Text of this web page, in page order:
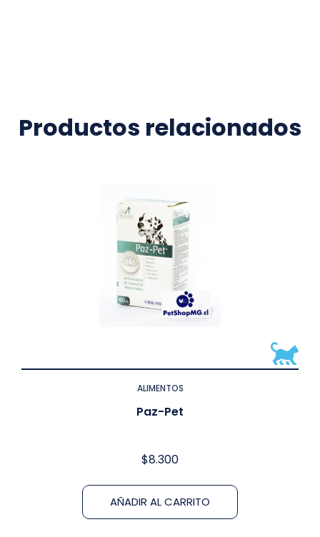
Productos relacionados
ALIMENTOS
Paz-Pet
$8.300
AÑADIR AL CARRITO